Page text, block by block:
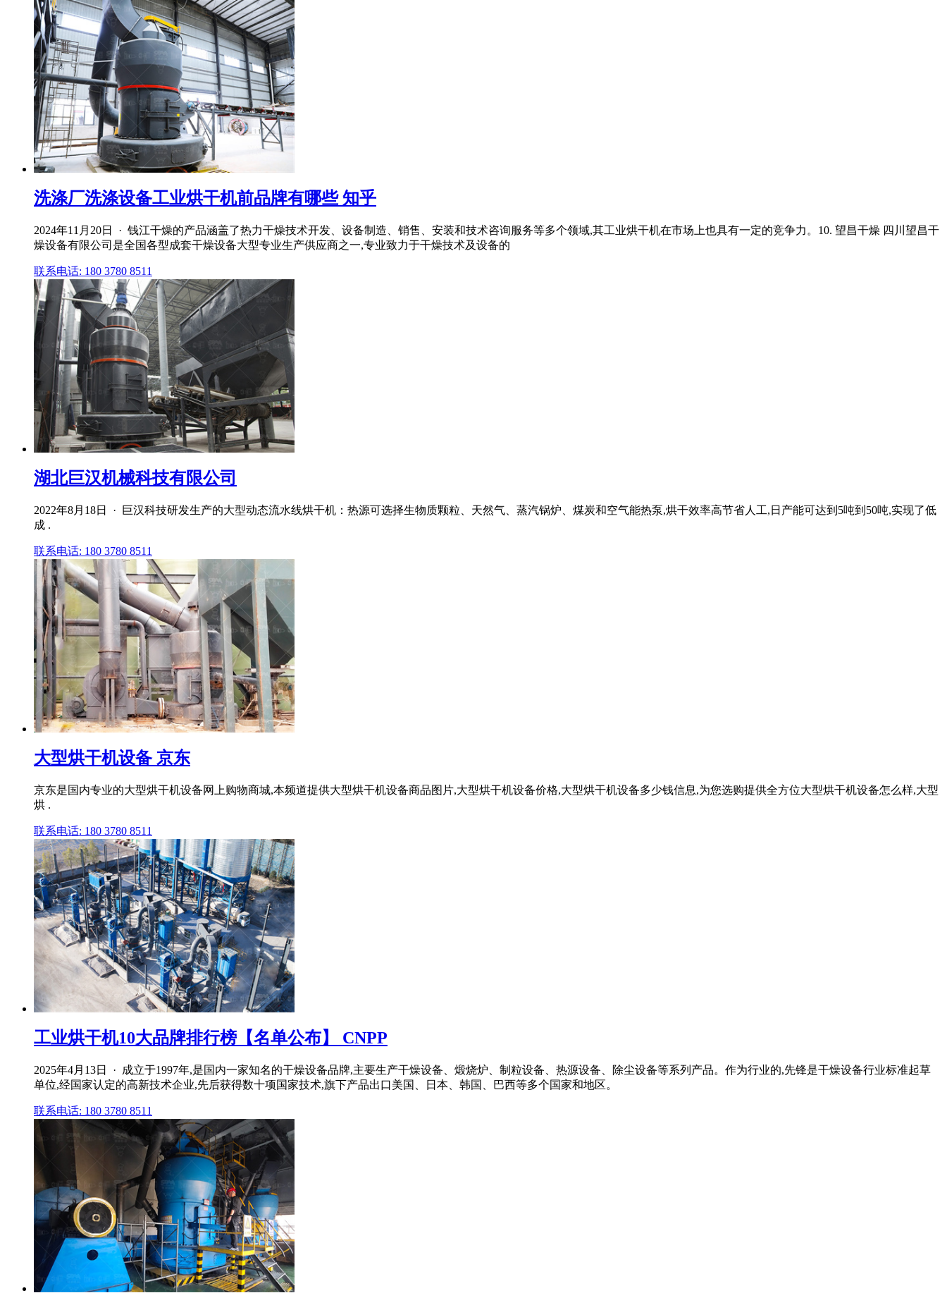
洗涤厂洗涤设备工业烘干机前品牌有哪些 知乎
2024年11月20日 · 钱江干燥的产品涵盖了热力干燥技术开发、设备制造、销售、安装和技术咨询服务等多个领域,其工业烘干机在市场上也具有一定的竞争力。10. 望昌干燥 四川望昌干
燥设备有限公司是全国各型成套干燥设备大型专业生产供应商之一,专业致力于干燥技术及设备的
联系电话: 180 3780 8511
湖北巨汉机械科技有限公司
2022年8月18日 · 巨汉科技研发生产的大型动态流水线烘干机：热源可选择生物质颗粒、天然气、蒸汽锅炉、煤炭和空气能热泵,烘干效率高节省人工,日产能可达到5吨到50吨,实现了低
成 .
联系电话: 180 3780 8511
大型烘干机设备 京东
京东是国内专业的大型烘干机设备网上购物商城,本频道提供大型烘干机设备商品图片,大型烘干机设备价格,大型烘干机设备多少钱信息,为您选购提供全方位大型烘干机设备怎么样,大型
烘 .
联系电话: 180 3780 8511
工业烘干机10大品牌排行榜【名单公布】 CNPP
2025年4月13日 · 成立于1997年,是国内一家知名的干燥设备品牌,主要生产干燥设备、煅烧炉、制粒设备、热源设备、除尘设备等系列产品。作为行业的,先锋是干燥设备行业标准起草
单位,经国家认定的高新技术企业,先后获得数十项国家技术,旗下产品出口美国、日本、韩国、巴西等多个国家和地区。
联系电话: 180 3780 8511